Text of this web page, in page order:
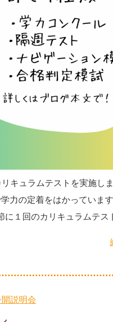
キュラムテストを実施し
力の定着をはかっていま
に１回のカリキュラムテ
説明会